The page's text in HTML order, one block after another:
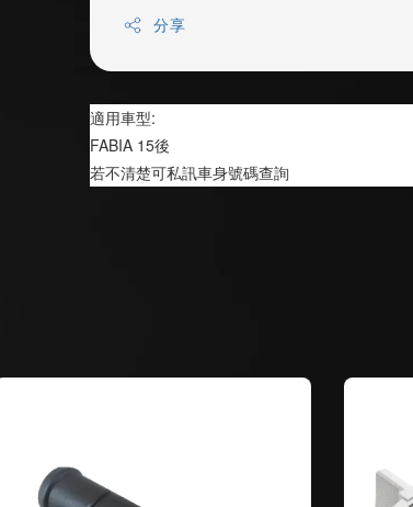
分享
適用車型:
FABIA 15後
若不清楚可私訊車身號碼查詢